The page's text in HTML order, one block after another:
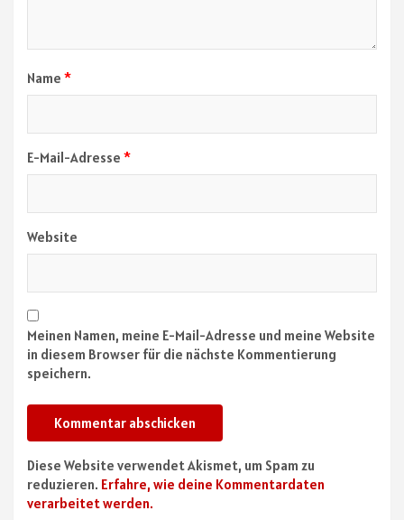
Name *
E-Mail-Adresse *
Website
Meinen Namen, meine E-Mail-Adresse und meine Website
in diesem Browser für die nächste Kommentierung
speichern.
Diese Website verwendet Akismet, um Spam zu
reduzieren. Erfahre, wie deine Kommentardaten
verarbeitet werden.